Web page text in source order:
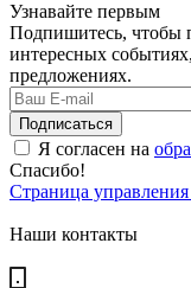
Узнавайте первым
Подпишитесь, чтобы
интересных
предложениях.
Я согласен на
Спасибо!
Страница
Наши контакты